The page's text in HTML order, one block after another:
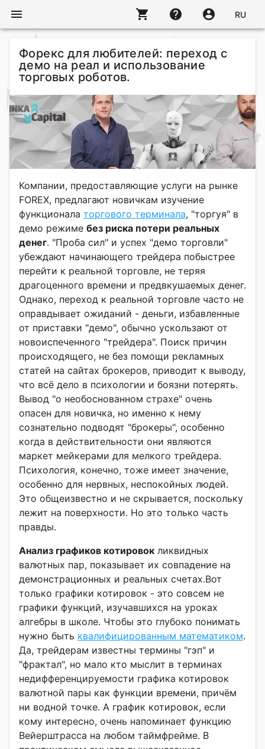
menu shopping_cart help account_circle RU
Форекс для любителей: переход с
демо на реал и использование
торговых роботов.
Компании, предоставляющие услуги на рынке
FOREX, предлагают новичкам изучение
функционала торгового терминала, "торгуя" в
демо режиме без риска потери реальных
денег. "Проба сил" и успех "демо торговли"
убеждают начинающего трейдера побыстрее
перейти к реальной торговле, не теряя
драгоценного времени и предвкушаемых денег.
Однако, переход к реальной торговле часто не
оправдывает ожиданий - деньги, избавленные
от приставки "демо", обычно ускользают от
новоиспеченного "трейдера". Поиск причин
происходящего, не без помощи рекламных
статей на сайтах брокеров, приводит к выводу,
что всё дело в психологии и боязни потерять.
Вывод "о необоснованном страхе" очень
опасен для новичка, но именно к нему
сознательно подводят "брокеры", особенно
когда в действительности они являются
маркет мейкерами для мелкого трейдера.
Психология, конечно, тоже имеет значение,
особенно для нервных, неспокойных людей.
Это общеизвестно и не скрывается, поскольку
лежит на поверхности. Но это только часть
правды.
Анализ графиков котировок ликвидных
валютных пар, показывает их совпадение на
демонстрационных и реальных счетах.Вот
только графики котировок - это совсем не
графики функций, изучавшихся на уроках
алгебры в школе. Чтобы это глубоко понимать
нужно быть квалифицированным математиком.
Да, трейдерам известны термины "гэп" и
"фрактал", но мало кто мыслит в терминах
недифференцируемости графика котировок
валютной пары как функции времени, причём
ни водной точке. А график котировок, если
кому интересно, очень напоминает функцию
Вейерштрасса на любом таймфрейме. В